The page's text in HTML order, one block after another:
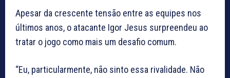
Apesar da crescente tensão entre as equipes nos
últimos anos, o atacante Igor Jesus surpreendeu ao
tratar o jogo como mais um desafio comum.
“Eu, particularmente, não sinto essa rivalidade. Não